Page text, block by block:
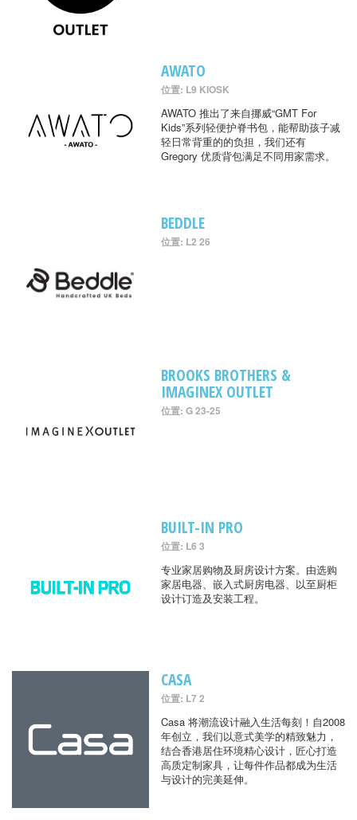
AWATO
位置: L9 KIOSK
AWATO 推出了来自挪威“GMT For
Kids”系列轻便护脊书包，能帮助孩子减
轻日常背重的的负担，我们还有
Gregory 优质背包满足不同用家需求。
BEDDLE
位置: L2 26
BROOKS BROTHERS &
IMAGINEX OUTLET
位置: G 23-25
BUILT-IN PRO
位置: L6 3
专业家居购物及厨房设计方案。由选购
家居电器、嵌入式厨房电器、以至厨柜
设计订造及安装工程。
CASA
位置: L7 2
Casa 将潮流设计融入生活每刻！自2008
年创立，我们以意式美学的精致魅力，
结合香港居住环境精心设计，匠心打造
高质定制家具，让每件作品都成为生活
与设计的完美延伸。